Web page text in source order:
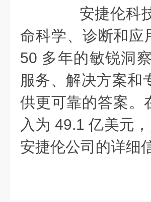
安捷伦科技
命科学、诊断和应
50 多年的敏锐洞
服务、解决方案和
供更可靠的答案。
入为 49.1 亿美元
安捷伦公司的详细